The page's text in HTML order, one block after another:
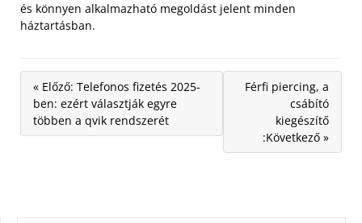
és könnyen alkalmazható megoldást jelent minden
háztartásban.
« Előző: Telefonos fizetés 2025-
ben: ezért választják egyre
többen a qvik rendszerét
Férfi piercing, a
csábító
kiegészítő
:Következő »